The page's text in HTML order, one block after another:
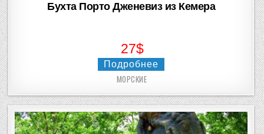
Бухта Порто Дженевиз из Кемера
27$
Подробнее
Posted
МОРСКИЕ